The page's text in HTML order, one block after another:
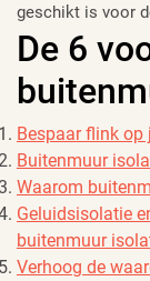
geschikt is voor
De 6
Bespaar flink op
Buitenmuur
Waarom
Geluidsisolatie
buitenmuur
Verhoog de